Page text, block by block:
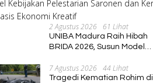
2 Agustus 2026 61 Lihat
UNIBA Madura Raih Hibah
BRIDA 2026, Susun Model
dan Keris Berbasis Ekonomi
Kreatif
7 Agustus 2026 44 Lihat
Tragedi Kematian Rohim di